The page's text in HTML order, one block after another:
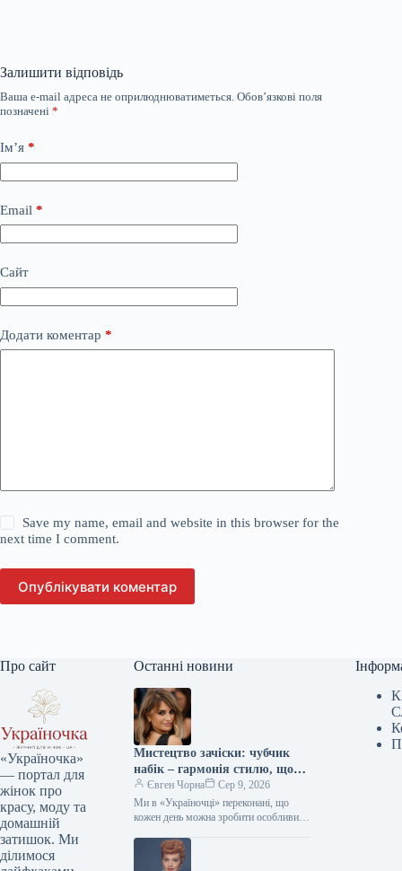
Залишити відповідь
Ваша e-mail адреса не оприлюднюватиметься. Обов’язкові поля
позначені *
Ім’я *
Email *
Сайт
Додати коментар *
Save my name, email and website in this browser for the
next time I comment.
Опублікувати коментар
Про сайт
«Україночка»
— портал для
жінок про
красу, моду та
домашній
затишок. Ми
ділимося
Останні новини
Мистецтво зачіски: чубчик
набік – гармонія стилю, що
надихає міленіалів та дивує
зумерів
Євген Чорна
Сер 9, 2026
Ми в «Україночці» переконані, що
кожен день можна зробити особливим,
натхнення. Сьогодні ми розбираємося